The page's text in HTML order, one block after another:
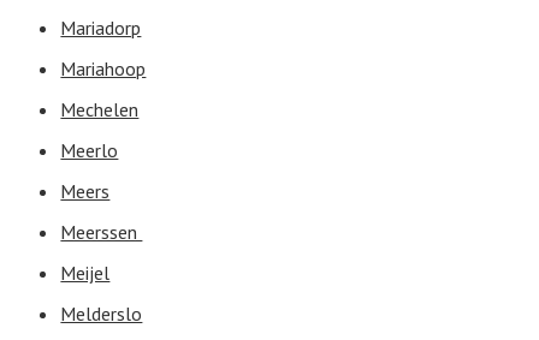
Mariadorp
Mariahoop
Mechelen
Meerlo
Meers
Meerssen
Meijel
Melderslo